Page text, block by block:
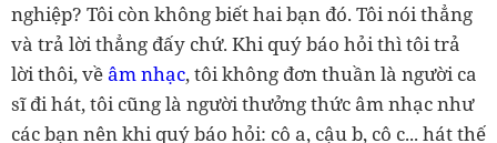
nghiệp? Tôi còn không biết hai bạn đó. Tôi nói thẳng
và trả lời thẳng đấy chứ. Khi quý báo hỏi thì tôi trả
lời thôi, vềâm nhạc, tôi không đơn thuần là người ca
sĩ đi hát, tôi cũng là người thưởng thức âm nhạc như
các bạn nên khi quý báo hỏi: cô a, cậu b, cô c... hát thế